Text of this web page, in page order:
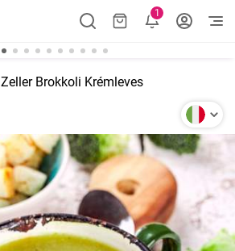
1
Zeller Brokkoli Krémleves